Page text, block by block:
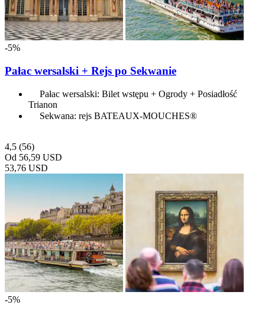
-5%
Pałac wersalski + Rejs po Sekwanie
Pałac wersalski: Bilet wstępu + Ogrody + Posiadłość
Trianon
Sekwana: rejs BATEAUX-MOUCHES®
4,5 (56)
Od 56,59 USD
53,76 USD
-5%